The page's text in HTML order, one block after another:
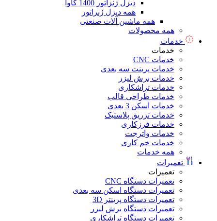
دیزل ژنزاتور 1400 کاوا
همه دیزل ژنراتور
همه ماشین آلات صنعتی
همه محصولات
خدمات
خدمات
خدمات CNC
خدمات پرینت سه بعدی
خدمات برش لیزر
خدمات تراشکاری
خدمات طراحی قالب
خدمات اسکن 3 بعدی
خدمات تزریق پلاستیک
خدمات فرزکاری
خدمات واترجت
خدمات خم کاری
همه خدمات
تعمیرات
تعمیرات
تعمیرات دستگاه CNC
تعمیرات دستگاه اسکن سه بعدی
تعمیرات دستگاه پرینتر 3D
تعمیرات دستگاه برش لیزر
تعمیرات دستگاه تراشکاری